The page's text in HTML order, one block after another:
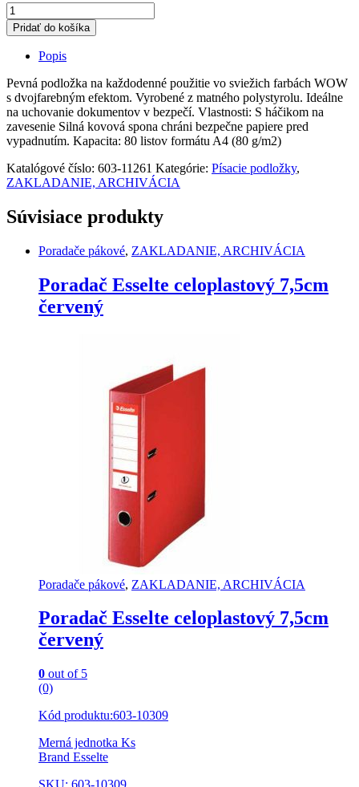
Podložka
na
písanie
Leitz
WOW
zelená
quantity
Pridať do košíka
Popis
Pevná podložka na každodenné použitie vo sviežich farbách WOW
s dvojfarebným efektom. Vyrobené z matného polystyrolu. Ideálne
na uchovanie dokumentov v bezpečí. Vlastnosti: S háčikom na
zavesenie Silná kovová spona chráni bezpečne papiere pred
vypadnutím. Kapacita: 80 listov formátu A4 (80 g/m2)
Katalógové číslo: 603-11261 Kategórie: Písacie podložky,
ZAKLADANIE, ARCHIVÁCIA
Súvisiace produkty
Poradače pákové, ZAKLADANIE, ARCHIVÁCIA
Poradač Esselte celoplastový 7,5cm
červený
Poradače pákové, ZAKLADANIE, ARCHIVÁCIA
Poradač Esselte celoplastový 7,5cm
červený
0 out of 5
(0)
Kód produktu:603-10309
Merná jednotka Ks
Brand Esselte